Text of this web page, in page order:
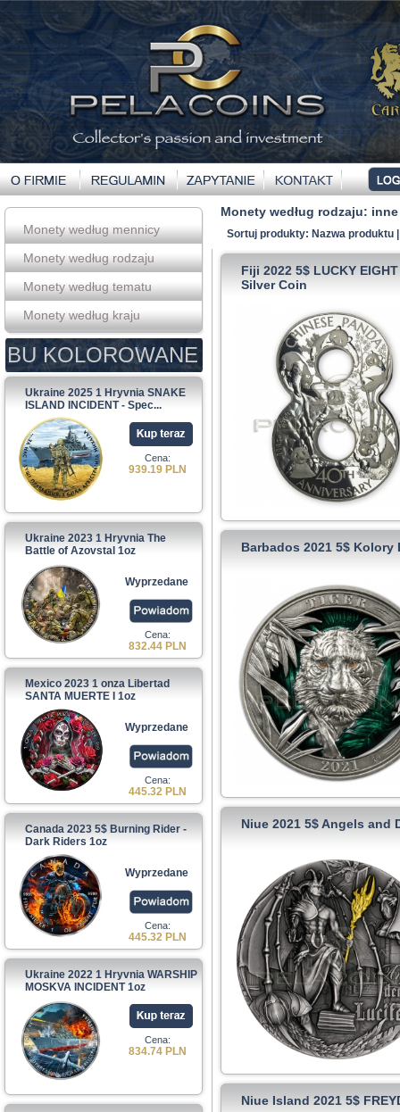
Monety według mennicy
Monety według rodzaju
Monety według tematu
Monety według kraju
BU KOLOROWANE
Ukraine 2025 1 Hryvnia SNAKE
ISLAND INCIDENT - Spec...
Cena:
939.19 PLN
Ukraine 2023 1 Hryvnia The
Battle of Azovstal 1oz
Wyprzedane
Cena:
832.44 PLN
Mexico 2023 1 onza Libertad
SANTA MUERTE I 1oz
Wyprzedane
Cena:
445.32 PLN
Canada 2023 5$ Burning Rider -
Dark Riders 1oz
Wyprzedane
Cena:
445.32 PLN
Ukraine 2022 1 Hryvnia WARSHIP
MOSKVA INCIDENT 1oz
Cena:
834.74 PLN
Monety według rodzaju:
Sortuj produkty: Nazwa produktu
Fiji 2022 5$ LUCKY
Silver Coin
Barbados 2021 5$ Kolory
Niue 2021 5$ Angels and
Niue Island 2021 5$